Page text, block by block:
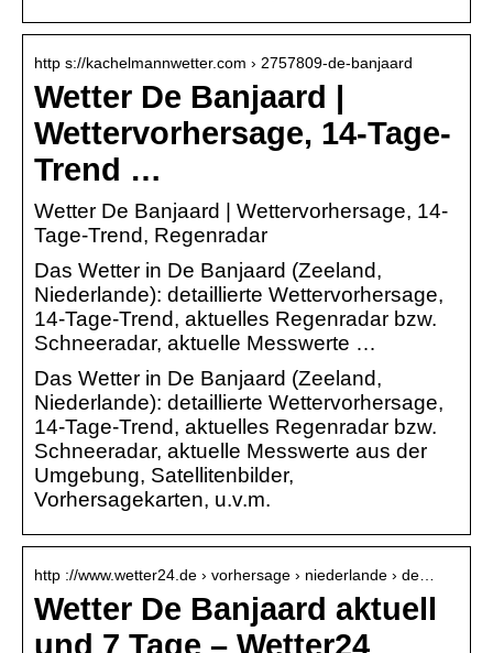
http s://kachelmannwetter.com › 2757809-de-banjaard
Wetter De Banjaard |
Wettervorhersage, 14-Tage-
Trend …
Wetter De Banjaard | Wettervorhersage, 14-
Tage-Trend, Regenradar
Das Wetter in De Banjaard (Zeeland,
Niederlande): detaillierte Wettervorhersage,
14-Tage-Trend, aktuelles Regenradar bzw.
Schneeradar, aktuelle Messwerte …
Das Wetter in De Banjaard (Zeeland,
Niederlande): detaillierte Wettervorhersage,
14-Tage-Trend, aktuelles Regenradar bzw.
Schneeradar, aktuelle Messwerte aus der
Umgebung, Satellitenbilder,
Vorhersagekarten, u.v.m.
http ://www.wetter24.de › vorhersage › niederlande › de…
Wetter De Banjaard aktuell
und 7 Tage – Wetter24